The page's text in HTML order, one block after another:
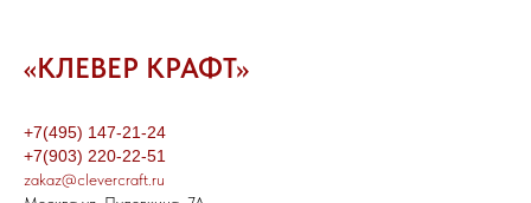
«КЛЕВЕР КРАФТ»
+7(495) 147-21-24
+7(903) 220-22-51
zakaz@clevercraft.ru